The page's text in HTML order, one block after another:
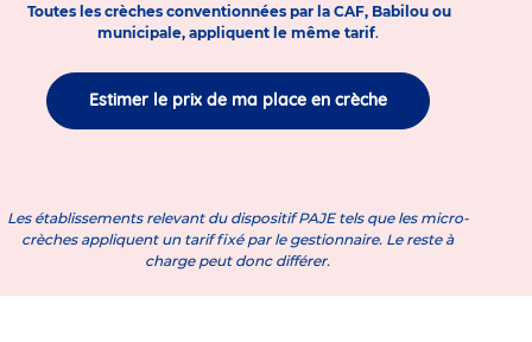
Toutes les crèches conventionnées par la CAF, Babilou ou
municipale, appliquent le même tarif.
Estimer le prix de ma place en crèche
Les établissements relevant du dispositif PAJE tels que les micro-
crèches appliquent un tarif fixé par le gestionnaire. Le reste à
charge peut donc différer.